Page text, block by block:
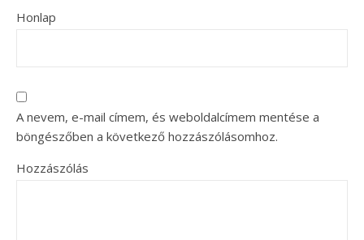
Honlap
A nevem, e-mail címem, és weboldalcímem mentése a
böngészőben a következő hozzászólásomhoz.
Hozzászólás